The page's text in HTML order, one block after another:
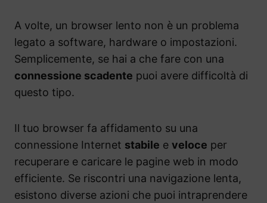
A volte, un browser lento non è un problema
legato a software, hardware o impostazioni.
Semplicemente, se hai a che fare con una
connessione scadente puoi avere difficoltà di
questo tipo.
Il tuo browser fa affidamento su una
connessione Internet stabile e veloce per
recuperare e caricare le pagine web in modo
efficiente. Se riscontri una navigazione lenta,
esistono diverse azioni che puoi intraprendere